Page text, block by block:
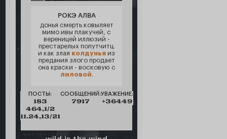
РОКЭ АЛВА
донья смерть ковыляет
мимо ивы плакучей, с
вереницей иллюзий -
престарелых попутчитц.
и как злая колдунья из
предания злого продает
она краски - восковую с
лиловой.
ПОСТЫ:
183
464,1/2
11.24,13/21
СООБЩЕНИЙ:
7917
УВАЖЕНИЕ:
+36449